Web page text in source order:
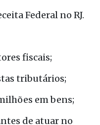
Federal no RJ.
fiscais;
tributários;
em bens;
de atuar no